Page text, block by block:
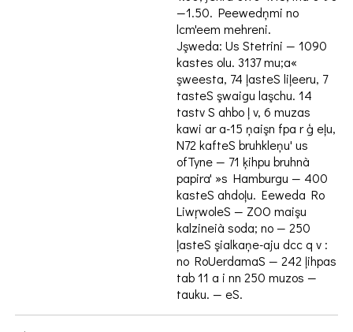
—1.50. Peewedņmi no
lcm'eem mehreni.
Jşweda: Us Stetrini — 1090
kastes olu. 3137 mu;a«
şweesta, 74 ļasteS liļeeru, 7
tasteS şwaigu laşchu. 14
tastv S ahbo ļ v, 6 muzas
kawi ar a-15 ņaişn fpa r ģ eļu,
N72 kafteS bruhkleņu' us
ofTyne — 71 ķihpu bruhnà
papira' »s Hamburgu — 400
kasteS ahdoļu. Eeweda Ro
LiwŗwoleS — ZOO maişu
kalzineià soda; no — 250
ļasteS şialkaņe-aju dcc q v :
no RoUerdamaS — 242 ļihpas
tab 11 a i nn 250 muzos —
tauku. — eS.